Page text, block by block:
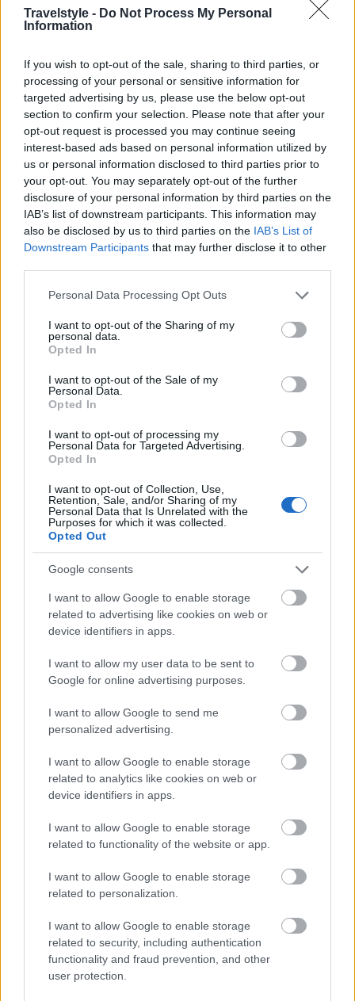
Travelstyle - Do Not Process My Personal
Information
If you wish to opt-out of the sale, sharing to third parties, or
processing of your personal or sensitive information for
targeted advertising by us, please use the below opt-out
section to confirm your selection. Please note that after your
opt-out request is processed you may continue seeing
interest-based ads based on personal information utilized by
us or personal information disclosed to third parties prior to
your opt-out. You may separately opt-out of the further
disclosure of your personal information by third parties on the
IAB’s list of downstream participants. This information may
also be disclosed by us to third parties on the IAB’s List of
Downstream Participants that may further disclose it to other
Please note that this website/app uses one or more Google
not limited to your visit or usage behaviour. You may click to
grant or deny consent to Google and its third-party tags to
use your data for below specified purposes in below Google
consent section.
Personal Data Processing Opt Outs
I want to opt-out of the Sharing of my
personal data.
Opted In
I want to opt-out of the Sale of my
Personal Data.
Opted In
I want to opt-out of processing my
Personal Data for Targeted Advertising.
Opted In
I want to opt-out of Collection, Use,
Retention, Sale, and/or Sharing of my
Personal Data that Is Unrelated with the
Purposes for which it was collected.
Opted Out
Google consents
I want to allow Google to enable storage
related to advertising like cookies on web or
device identifiers in apps.
I want to allow my user data to be sent to
Google for online advertising purposes.
I want to allow Google to send me
personalized advertising.
I want to allow Google to enable storage
related to analytics like cookies on web or
device identifiers in apps.
I want to allow Google to enable storage
related to functionality of the website or app.
I want to allow Google to enable storage
related to personalization.
I want to allow Google to enable storage
related to security, including authentication
functionality and fraud prevention, and other
user protection.
Άμστερνταμ, η Βαρκελώνη, η Ρώμη, το Βερολίνο,
το Εδιμβούργο, η Λισαβόνα και το Δουβλίνο. Και,
φυσικά, η Αθήνα , η οποία καταλαμβάνει την
θέση, επιβεβαιώνοντας για άλλη μια φορά τη θέση
της ως κλασικός city break προορισμός.
Η παρουσία της ελληνικής πρωτεύουσας σε αυτή
τη λίστα δεν αφορά τάσεις ή «viral» ταξιδιωτικά
hits. Αντίθετα, αναγνωρίζει τη διαχρονική της αξία:
μια πόλη όπου η αρχαία ιστορία συνυπάρχει με τη
σύγχρονη αστική ζωή, τα μουσεία με τις ταράτσες,
οι γειτονιές με χαρακτήρα με τη ζωντανή νυχτερινή
σκηνή. Μια πόλη που μπορείς να επισκεφθείς ξανά
και ξανά και κάθε φορά να ανακαλύπτεις κάτι
διαφορετικό.
Παράλληλα, το Time Out ξεχωρίζει και τις πόλεις
που αναμένεται να πρωταγωνιστήσουν το 2026,
είτε λόγω μεγάλων διοργανώσεων είτε λόγω
αυξημένου πολιτιστικού ενδιαφέροντος. Σε αυτή
την κατηγορία περιλαμβάνονται το
Βιέννη, τοΤρέντσινστη Σλοβακία και η
, προορισμοί που υπόσχονται μια πιο
«φρέσκια» ταξιδιωτική εμπειρία.
Ωστόσο, η διάκριση της Αθήνας ωςall-time
classicδείχνει κάτι βαθύτερο: ότι δεν χρειάζεται να
επανεφευρίσκει συνεχώς τον εαυτό της για να